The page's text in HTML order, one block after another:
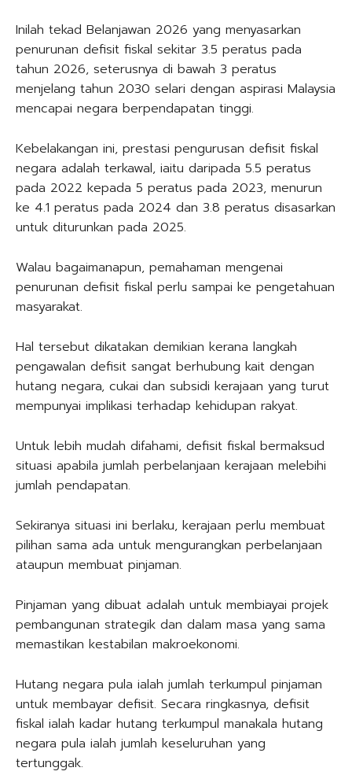
Inilah tekad Belanjawan 2026 yang menyasarkan
penurunan defisit fiskal sekitar 3.5 peratus pada
tahun 2026, seterusnya di bawah 3 peratus
menjelang tahun 2030 selari dengan aspirasi Malaysia
mencapai negara berpendapatan tinggi.
Kebelakangan ini, prestasi pengurusan defisit fiskal
negara adalah terkawal, iaitu daripada 5.5 peratus
pada 2022 kepada 5 peratus pada 2023, menurun
ke 4.1 peratus pada 2024 dan 3.8 peratus disasarkan
untuk diturunkan pada 2025.
Walau bagaimanapun, pemahaman mengenai
penurunan defisit fiskal perlu sampai ke pengetahuan
masyarakat.
Hal tersebut dikatakan demikian kerana langkah
pengawalan defisit sangat berhubung kait dengan
hutang negara, cukai dan subsidi kerajaan yang turut
mempunyai implikasi terhadap kehidupan rakyat.
Untuk lebih mudah difahami, defisit fiskal bermaksud
situasi apabila jumlah perbelanjaan kerajaan melebihi
jumlah pendapatan.
Sekiranya situasi ini berlaku, kerajaan perlu membuat
pilihan sama ada untuk mengurangkan perbelanjaan
ataupun membuat pinjaman.
Pinjaman yang dibuat adalah untuk membiayai projek
pembangunan strategik dan dalam masa yang sama
memastikan kestabilan makroekonomi.
Hutang negara pula ialah jumlah terkumpul pinjaman
untuk membayar defisit. Secara ringkasnya, defisit
fiskal ialah kadar hutang terkumpul manakala hutang
negara pula ialah jumlah keseluruhan yang
tertunggak.